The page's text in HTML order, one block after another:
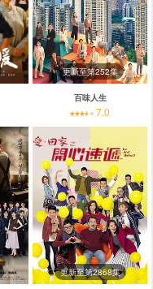
更新至第252集
百味人生
7.0
更新至第2868集